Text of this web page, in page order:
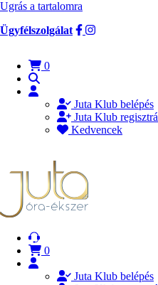
Ugrás a tartalomra
Ügyfélszolgálat
0
Juta Klub belépés
Juta Klub
Kedvencek
0
Juta Klub belépés